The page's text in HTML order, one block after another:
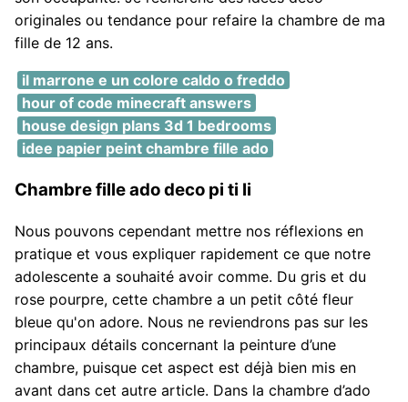
originales ou tendance pour refaire la chambre de ma
fille de 12 ans.
il marrone e un colore caldo o freddo
hour of code minecraft answers
house design plans 3d 1 bedrooms
idee papier peint chambre fille ado
Chambre fille ado deco pi ti li
Nous pouvons cependant mettre nos réflexions en
pratique et vous expliquer rapidement ce que notre
adolescente a souhaité avoir comme. Du gris et du
rose pourpre, cette chambre a un petit côté fleur
bleue qu'on adore. Nous ne reviendrons pas sur les
principaux détails concernant la peinture d’une
chambre, puisque cet aspect est déjà bien mis en
avant dans cet autre article. Dans la chambre d’ado